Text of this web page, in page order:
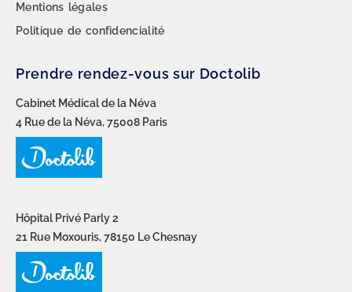
Mentions légales
Politique de confidencialité
Prendre rendez-vous sur Doctolib
Cabinet Médical de la Néva
4 Rue de la Néva, 75008 Paris
Hôpital Privé Parly 2
21 Rue Moxouris, 78150 Le Chesnay